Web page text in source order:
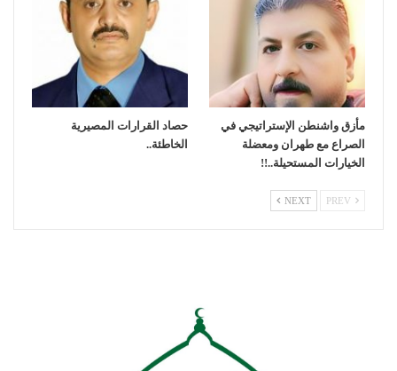
مأزق واشنطن الإستراتيجي في
الصراع مع طهران ومعضلة
الخيارات المستحيلة..!!
حصاد القرارات المصيرية
الخاطئة..
NEXT